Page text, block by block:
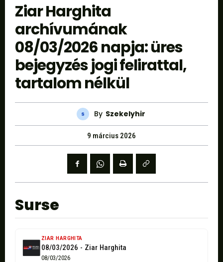
Ziar Harghita
archívumának
08/03/2026 napja: üres
bejegyzés jogi felirattal,
tartalom nélkül
By Szekelyhir
9 március 2026
Surse
ZIAR HARGHITA
08/03/2026 - Ziar Harghita
08/03/2026